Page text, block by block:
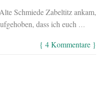
Schmiede Zabeltitz ankam,
dass ich euch …
{ 4 Kommentare }